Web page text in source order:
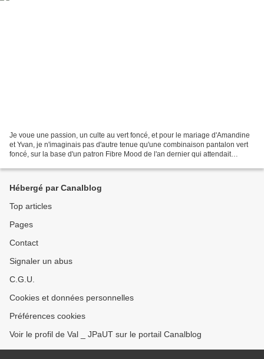
Je voue une passion, un culte au vert foncé, et pour le mariage d'Amandine
et Yvan, je n'imaginais pas d'autre tenue qu'une combinaison pantalon vert
foncé, sur la base d'un patron Fibre Mood de l'an dernier qui attendait
Hébergé par Canalblog
Top articles
Pages
Contact
Signaler un abus
C.G.U.
Cookies et données personnelles
Préférences cookies
Voir le profil de Val _ JPaUT sur le portail Canalblog